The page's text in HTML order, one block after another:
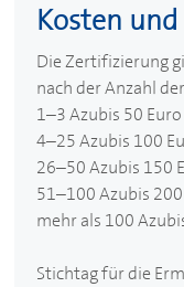
Kosten
Die Zertifizierung
nach der Anzahl
1–3 Azubis 50
4–25 Azubis 100
26–50 Azubis 150
51–100 Azubis
mehr als 100
Stichtag für die